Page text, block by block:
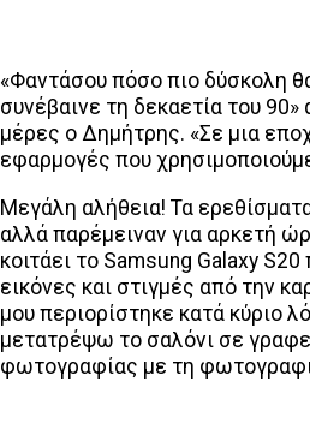
«Φαντάσου πόσο πιο δύσκολη
συνέβαινε τη δεκαετία του
μέρες ο Δημήτρης. «Σε μια
εφαρμογές που
Μεγάλη αλήθεια! Τα
αλλά παρέμειναν για αρκετή
κοιτάει το Samsung Galaxy
εικόνες και στιγμές από την
μου περιορίστηκε κατά κύριο
μετατρέψω το σαλόνι σε
φωτογραφίας με τη